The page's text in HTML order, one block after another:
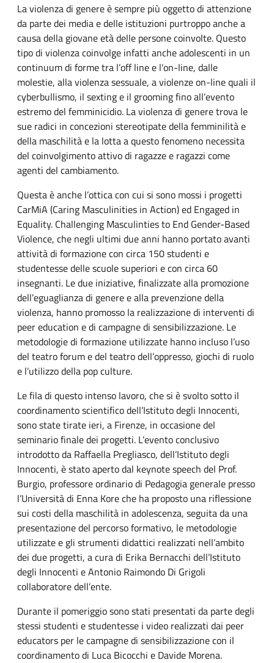
La violenza di genere è sempre più oggetto di attenzione
da parte dei media e delle istituzioni purtroppo anche a
causa della giovane età delle persone coinvolte. Questo
tipo di violenza coinvolge infatti anche adolescenti in un
continuum di forme tra l’off line e l’on-line, dalle
molestie, alla violenza sessuale, a violenze on-line quali il
cyberbullismo, il sexting e il grooming fino all’evento
estremo del femminicidio. La violenza di genere trova le
sue radici in concezioni stereotipate della femminilità e
della maschilità e la lotta a questo fenomeno necessita
del coinvolgimento attivo di ragazze e ragazzi come
agenti del cambiamento.
Questa è anche l’ottica con cui si sono mossi i progetti
CarMiA (Caring Masculinities in Action) ed Engaged in
Equality. Challenging Masculinties to End Gender-Based
Violence, che negli ultimi due anni hanno portato avanti
attività di formazione con circa 150 studenti e
studentesse delle scuole superiori e con circa 60
insegnanti. Le due iniziative, finalizzate alla promozione
dell’eguaglianza di genere e alla prevenzione della
violenza, hanno promosso la realizzazione di interventi di
peer education e di campagne di sensibilizzazione. Le
metodologie di formazione utilizzate hanno incluso l’uso
del teatro forum e del teatro dell’oppresso, giochi di ruolo
e l’utilizzo della pop culture.
Le fila di questo intenso lavoro, che si è svolto sotto il
coordinamento scientifico dell’Istituto degli Innocenti,
sono state tirate ieri, a Firenze, in occasione del
seminario finale dei progetti. L’evento conclusivo
introdotto da Raffaella Pregliasco, dell’Istituto degli
Innocenti, è stato aperto dal keynote speech del Prof.
Burgio, professore ordinario di Pedagogia generale presso
l’Università di Enna Kore che ha proposto una riflessione
sui costi della maschilità in adolescenza, seguita da una
presentazione del percorso formativo, le metodologie
utilizzate e gli strumenti didattici realizzati nell’ambito
dei due progetti, a cura di Erika Bernacchi dell’Istituto
degli Innocenti e Antonio Raimondo Di Grigoli
collaboratore dell’ente.
Durante il pomeriggio sono stati presentati da parte degli
stessi studenti e studentesse i video realizzati dai peer
educators per le campagne di sensibilizzazione con il
coordinamento di Luca Bicocchi e Davide Morena.